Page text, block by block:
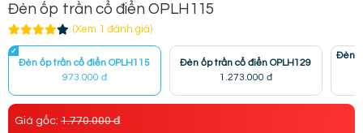
Đèn ốp trần cổ điển OPLH115
(Xem 1 đánh giá)
Đèn ốp trần cổ điển OPLH115
973.000 đ
Đèn ốp trần cổ điển OPLH129
1.273.000 đ
Đèn
Giá gốc: 1.770.000 đ